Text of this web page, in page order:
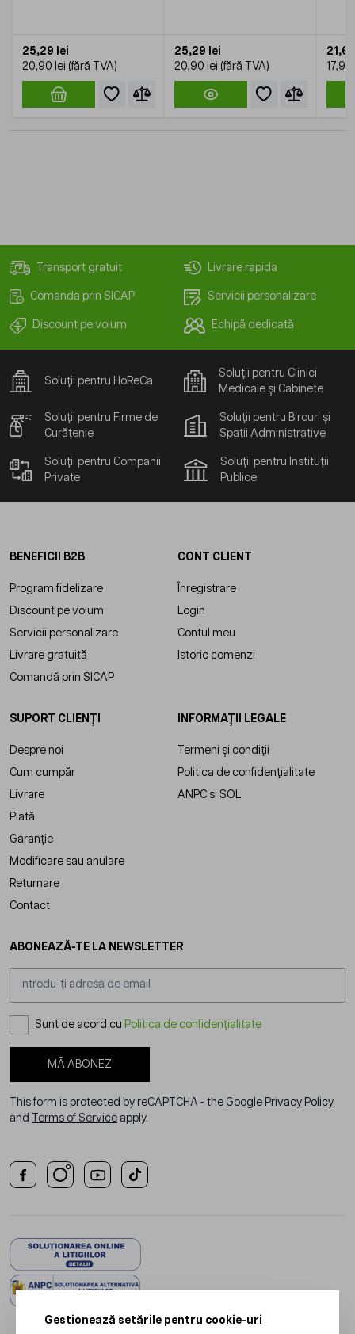
25,29 lei
20,90 lei
25,29 lei
20,90 lei
17,90
Transport gratuit Livrare rapida
Comanda prin SICAP Servicii personalizare
Discount pe volum Echipă dedicată
Soluții pentru HoReCa
Soluții pentru Clinici
Medicale și Cabinete
Soluții pentru Firme de
Curățenie
Soluții pentru Birouri și
Spații Administrative
Soluții pentru Companii
Private
Soluții pentru Instituții
Publice
BENEFICII B2B
Program fidelizare
Discount pe volum
Servicii personalizare
Livrare gratuită
Comandă prin SICAP
CONT CLIENT
Înregistrare
Login
Contul meu
Istoric comenzi
SUPORT CLIENȚI
Despre noi
Cum cumpăr
Livrare
Plată
Garanție
Modificare sau anulare
Returnare
Contact
INFORMAȚII LEGALE
Termeni și condiții
Politica de confidențialitate
ANPC si SOL
ABONEAZĂ-TE LA NEWSLETTER
Sunt de acord cu Politica de confidențialitate
MĂ ABONEZ
This form is protected by reCAPTCHA - the Google Privacy Policy
and
Terms of Service apply.
Gestionează setările pentru cookie-uri